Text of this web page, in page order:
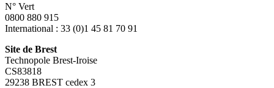
N° Vert
0800 880 915
International : 33 (0)1 45 81 70 91
Site de Brest
Technopole Brest-Iroise
CS83818
29238 BREST cedex 3